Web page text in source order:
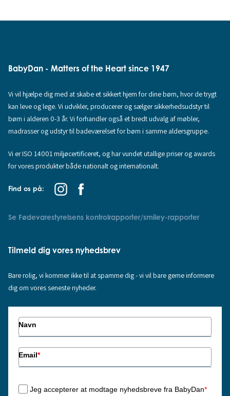
BabyDan - Matters of the Heart since 1947
Vi vil hjælpe dig med at skabe et sikkert hjem for dine børn, hvor de trygt
kan leve og lege. Vi udvikler, producerer og sælger sikkerhedsudstyr til
børn i alderen 0-3 år. Vi forhandler også et bredt udvalg af møbler,
madrasser og udstyr til badeværelset for børn i samme aldersgruppe.
Vi er ISO 14001 miljøcertificeret, og har vundet utallige priser og awards
for vores produkter både nationalt og internationalt.
Find os på:
Se Fødevarestyrelsens kontrolrapporter/smiley-rapporter
Tilmeld dig vores nyhedsbrev
Bare rolig, vi kommer ikke til at spamme dig - vi vil bare gerne informere
dig om vores seneste nyheder.
Navn
Email*
Jeg accepterer at modtage nyhedsbreve fra BabyDan*